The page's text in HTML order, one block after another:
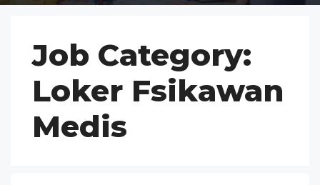
Job Category:
Loker Fsikawan
Medis